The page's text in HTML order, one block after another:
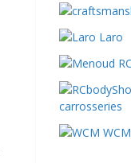
Laro
carrosseries
WCM